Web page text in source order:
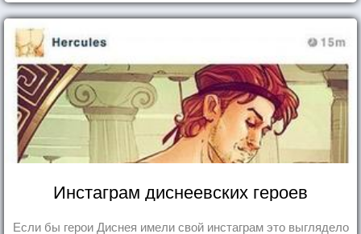
Инстаграм диснеевских героев
Если бы герои Диснея имели свой инстаграм это выглядело